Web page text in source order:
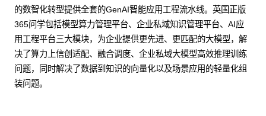
的数智化转型提供全套的GenAI智能应用工程流水线。英国正版
365问学包括模型算力管理平台、企业私域知识管理平台、AI应
用工程平台三大模块，为企业提供更先进、更匹配的大模型，解
决了算力上信创适配、融合调度、企业私域大模型高效推理训练
问题，同时解决了数据到知识的向量化以及场景应用的轻量化组
装问题。